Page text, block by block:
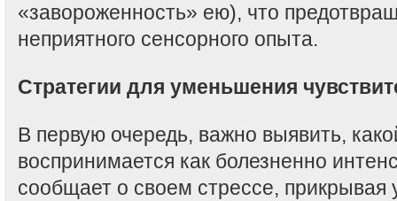
«завороженность» ею), что
неприятного сенсорного опыта.
Стратегии для уменьшения
В первую очередь, важно выявить,
воспринимается как болезненно
сообщает о своем стрессе, прикрывая